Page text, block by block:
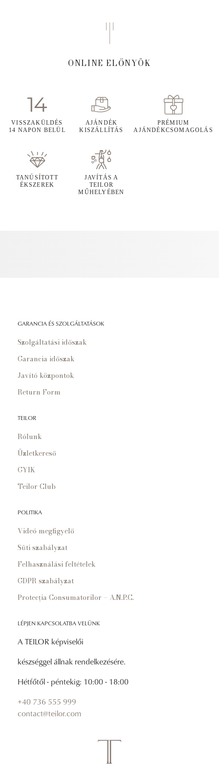
ONLINE ELŐNYÖK
VISSZAKÜLDÉS
14 NAPON BELÜL
AJÁNDÉK
KISZÁLLÍTÁS
PRÉMIUM
AJÁNDÉKCSOMAGOLÁS
TANÚSÍTOTT
ÉKSZEREK
JAVÍTÁS A
TEILOR
MŰHELYÉBEN
GARANCIA ÉS SZOLGÁLTATÁSOK
Szolgáltatási időszak
Garancia időszak
Javító központok
Return Form
TEILOR
Rólunk
Üzletkereső
GYIK
Teilor Club
POLITIKA
Videó megfigyelő
Süti szabályzat
Felhasználási feltételek
GDPR szabályzat
Protecția Consumatorilor – A.N.P.C.
LÉPJEN KAPCSOLATBA VELÜNK
A TEILOR képviselői
készséggel állnak rendelkezésére.
Hétfőtől - péntekig: 10:00 - 18:00
+40 736 555 999
contact@teilor.com